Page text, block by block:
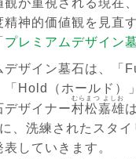
が重視される現在、
精神的価値観を見直
プレミアムデザイン
ザイン墓石は、「
Hold （ホールド）
デザイナー村松嘉雄
むらまつ よしお
、洗練されたスタイ
していきます。